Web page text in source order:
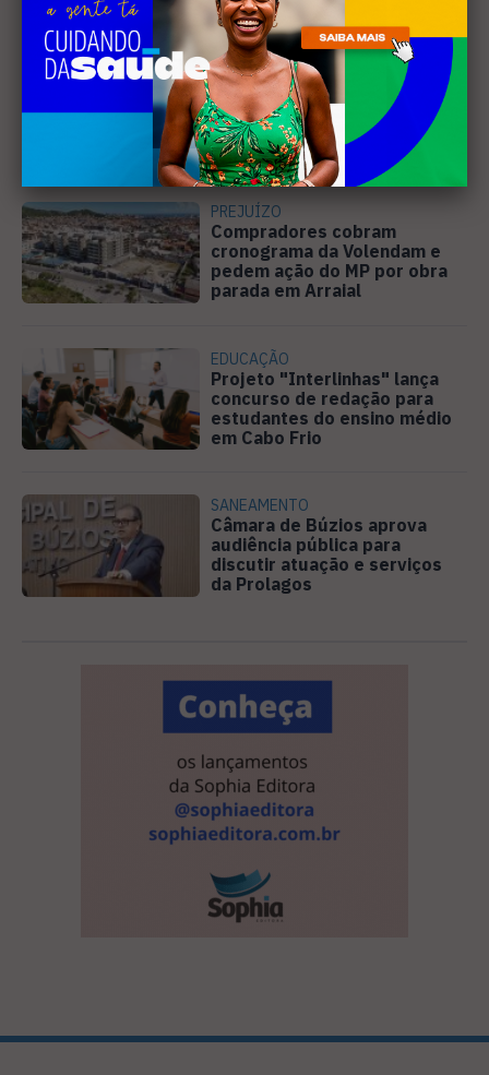
MÚSICA
Banda cabo-friense
Spectrummm apresenta
músicas inéditas no Diveneta
Moto Fest neste sábado (8)
PREJUÍZO
Compradores cobram
cronograma da Volendam e
pedem ação do MP por obra
parada em Arraial
EDUCAÇÃO
Projeto "Interlinhas" lança
concurso de redação para
estudantes do ensino médio
em Cabo Frio
SANEAMENTO
Câmara de Búzios aprova
audiência pública para
discutir atuação e serviços
da Prolagos